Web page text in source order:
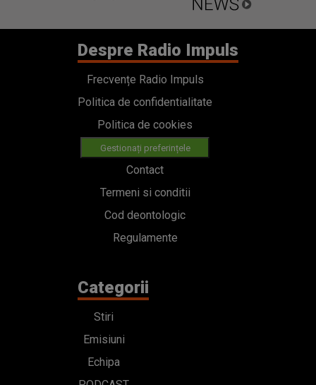
Despre Radio Impuls
Frecvențe Radio Impuls
Politica de confidentialitate
Politica de cookies
Gestionați preferințele
Contact
Termeni si conditii
Cod deontologic
Regulamente
Categorii
Stiri
Emisiuni
Echipa